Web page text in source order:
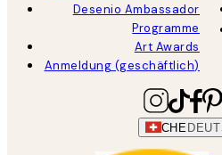
Desenio Ambassador
Programme
Art Awards
Anmeldung (geschäftlich)
CHE